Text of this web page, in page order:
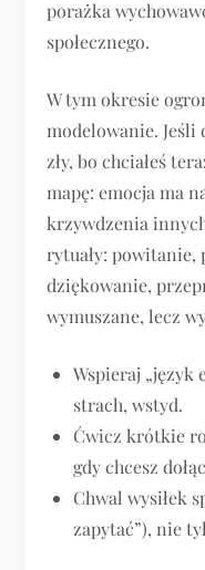
porażka
społecznego.
W tym okresie
modelowanie. Jeśli
zły, bo chciałeś
mapę: emocja ma
krzywdzenia
rytuały: powitanie,
dziękowanie,
wymuszane, lecz
Wspieraj „język
strach, wstyd.
Ćwicz krótkie
gdy chcesz
Chwal wysiłek
zapytać”), nie